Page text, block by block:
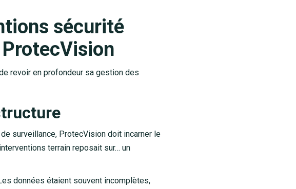
sécurité
revoir en profondeur sa gestion des
surveillance, ProtecVision doit incarner le
terrain reposait sur… un
données étaient souvent incomplètes,